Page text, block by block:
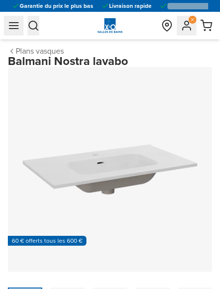
Garantie du prix le plus bas Livraison rapide
general.navigation.toggle_menu.label
general.navigation.toggle_menu.label
Plans vasques
Balmani Nostra lavabo
60 € offerts tous les 600 €